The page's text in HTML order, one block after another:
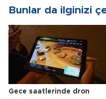
Bunlar da ilginizi
Gece saatlerinde dron